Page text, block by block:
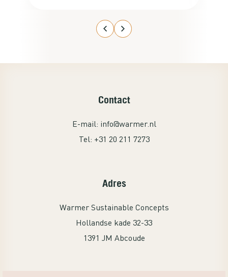
zolder. De aansluiting ervan was
kinderlijk eenvoudig en het werkte
set kopen voor de studeerkamer van
Adres
Warmer Sustainable Concepts
Hollandse kade 32-33
1391 JM Abcoude
Contact
E-mail: info@warmer.nl
Tel: +31 20 211 7273